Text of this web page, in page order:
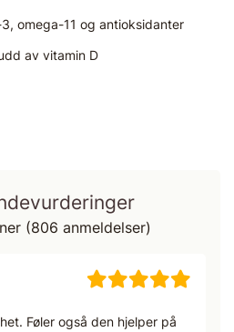
omega-11 og antioksidanter
av vitamin D
(806 anmeldelser)
Føler også den hjelper på